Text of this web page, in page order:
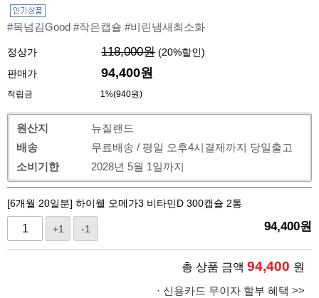
#목넘김Good #작은캡슐 #비린냄새최소화
정상가 118,000원 (20%할인)
판매가
94,400원
적립금 1%(940원)
원산지
뉴질랜드
배송
무료배송 / 평일 오후4시결제까지 당일출고
소비기한
2028년 5월 1일까지
[6개월 20일분] 하이웰 오메가3 비타민D 300캡슐 2통
+1 -1 94,400원
총 상품 금액 94,400 원
· 신용카드 무이자 할부 혜택 >>